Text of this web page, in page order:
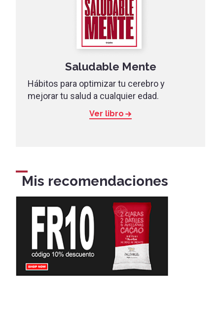
Saludable Mente
Hábitos para optimizar tu cerebro y
mejorar tu salud a cualquier edad.
Ver libro
Mis recomendaciones